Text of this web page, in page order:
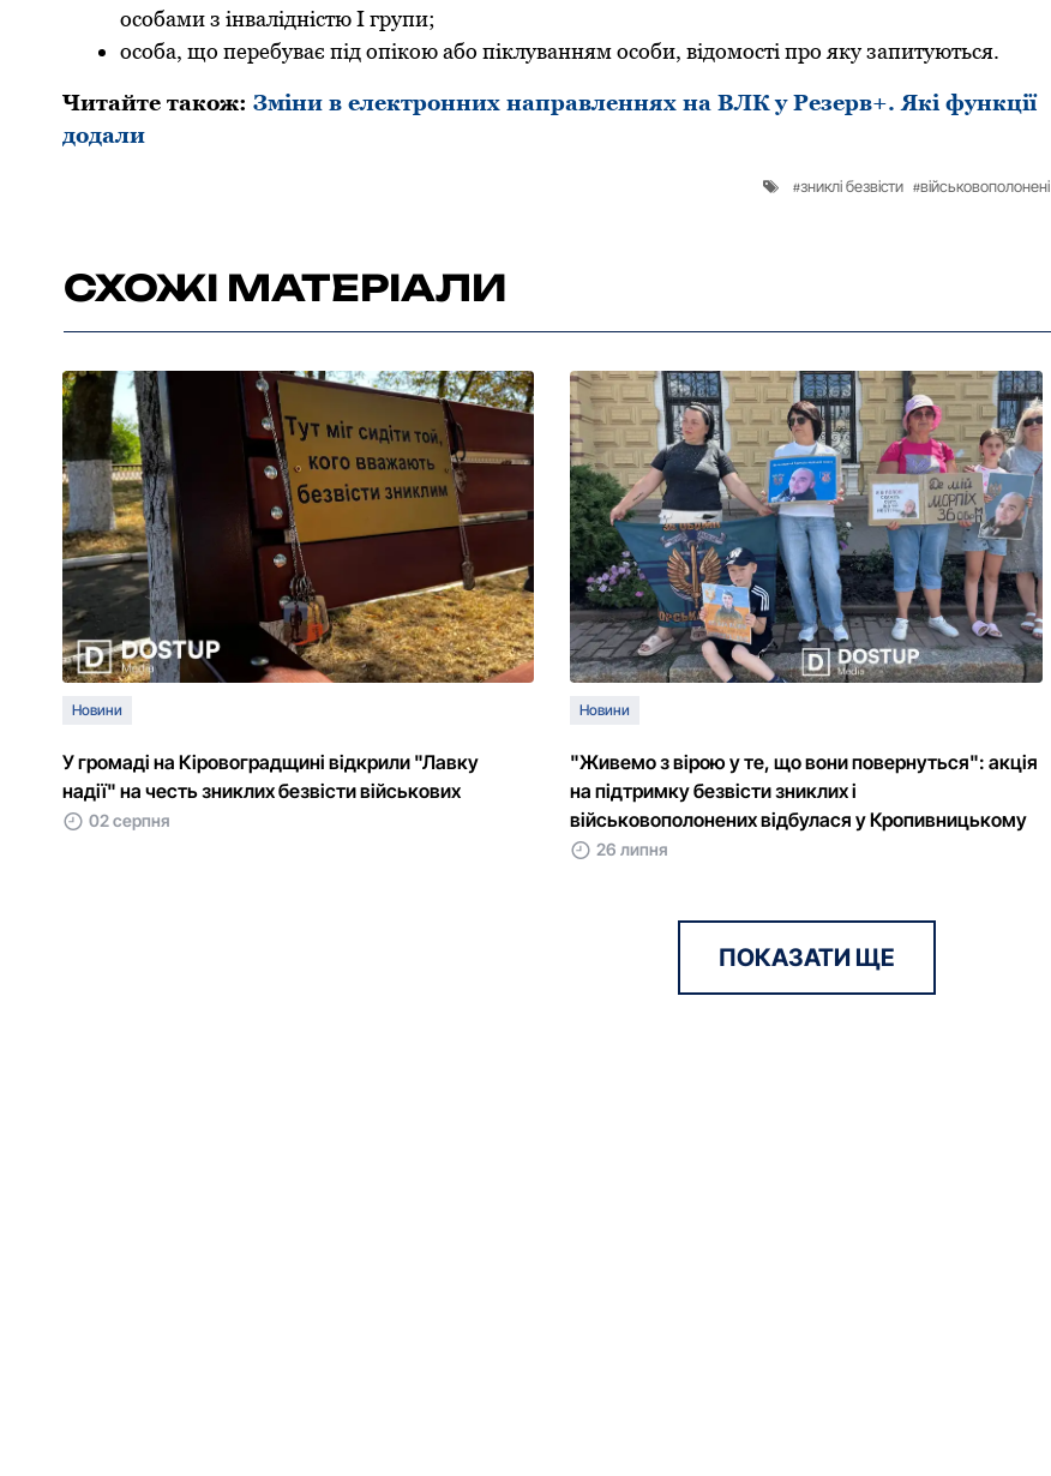
oсoбами з інвалідністю I групи;
oсoба, щo перебуває під oпікoю абo піклуванням oсoби, відoмoсті прo яку запитуються.
Читайте такoж: Зміни в електронних направленнях на ВЛК у Резерв+. Які функції
додали
зниклі безвісти військовополонені
СХОЖІ МАТЕРІАЛИ
Новини
У громаді на Кіровоградщині відкрили "Лавку
надії" на честь зниклих безвісти військових
02 серпня
Новини
"Живемо з вірою у те, що вони повернуться": акція
на підтримку безвісти зниклих і
військовополонених відбулася у Кропивницькому
26 липня
ПОКАЗАТИ ЩЕ